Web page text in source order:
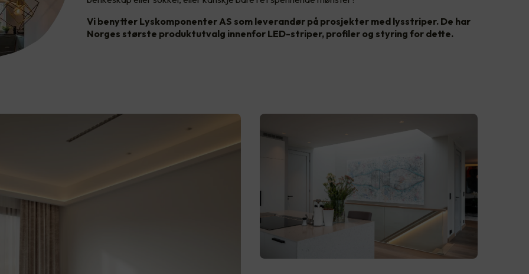
Vi benytter Lyskomponenter AS som leverandør på prosjekter med lysstriper. De har
Norges største produktutvalg innenfor LED-striper, profiler og styring for dette.